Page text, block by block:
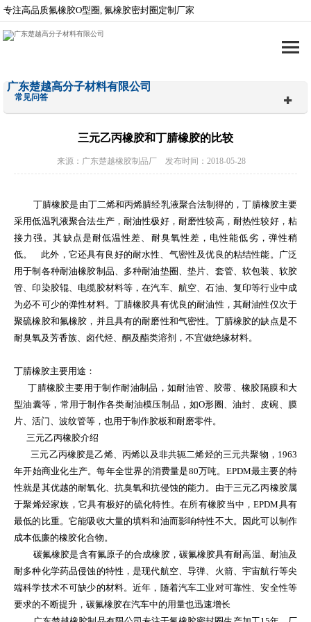
专注高品质氟橡胶O型圈, 氟橡胶密封圈定制厂家
广东楚越高分子材料有限公司
常见问答
三元乙丙橡胶和丁腈橡胶的比较
来源：广东楚越橡胶制品厂 发布时间：2018-05-28
丁腈橡胶是由丁二烯和丙烯腈经乳液聚合法制得的，丁腈橡胶主要
采用低温乳液聚合法生产，耐油性极好，耐磨性较高，耐热性较好，粘
接力强。其缺点是耐低温性差、耐臭氧性差，电性能低劣，弹性稍
低。
此外，它还具有良好的耐水性、气密性及优良的粘结性能。广泛
用于制各种耐油橡胶制品、多种耐油垫圈、垫片、套管、软包装、软胶
管、印染胶辊、电缆胶材料等，在汽车、航空、石油、复印等行业中成
为必不可少的弹性材料。丁腈橡胶具有优良的耐油性，其耐油性仅次于
聚硫橡胶和氟橡胶，并且具有的耐磨性和气密性。丁腈橡胶的缺点是不
耐臭氧及芳香族、卤代烃、酮及酯类溶剂，不宜做绝缘材料。
丁腈橡胶主要用途：
丁腈橡胶主要用于制作耐油制品，如耐油管、胶带、橡胶隔膜和大
型油囊等，常用于制作各类耐油模压制品，如O形圈、油封、皮碗、膜
片、活门、波纹管等，也用于制作胶板和耐磨零件。
三元乙丙橡胶介绍
三元乙丙橡胶是乙烯、丙烯以及非共轭二烯烃的三元共聚物， 1963
年开始商业化生产。每年全世界的消费量是80万吨。 EPDM最主要的特
性就是其优越的耐氧化、抗臭氧和抗侵蚀的能力。由于三元乙丙橡胶属
于聚烯烃家族，它具有极好的硫化特性。在所有橡胶当中，EPDM具有
最低的比重。它能吸收大量的填料和油而影响特性不大。因此可以制作
成本低廉的橡胶化合物。
碳氟橡胶是含有氟原子的合成橡胶，碳氟橡胶具有耐高温、耐油及
耐多种化学药品侵蚀的特性，是现代航空、导弹、火箭、宇宙航行等尖
端科学技术不可缺少的材料。近年，随着汽车工业对可靠性、安全性等
要求的不断提升，碳氟橡胶在汽车中的用量也迅速增长